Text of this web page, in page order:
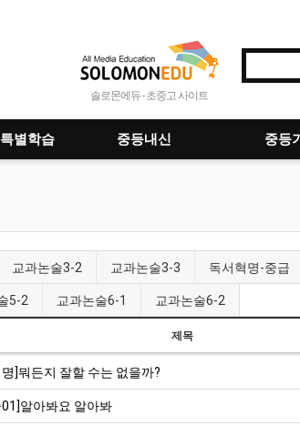
솔로몬에듀 - 초중고 사이트
별학습 중등내신 중등
교과논술3-2 교과논술3-3 독서혁명-중급
5-2 교과논술6-1 교과논술6-2
제목
]뭐든지 잘할 수는 없을까?
알아봐요 알아봐